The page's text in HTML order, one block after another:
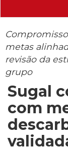
metas
revisão da
grupo
Sugal
com